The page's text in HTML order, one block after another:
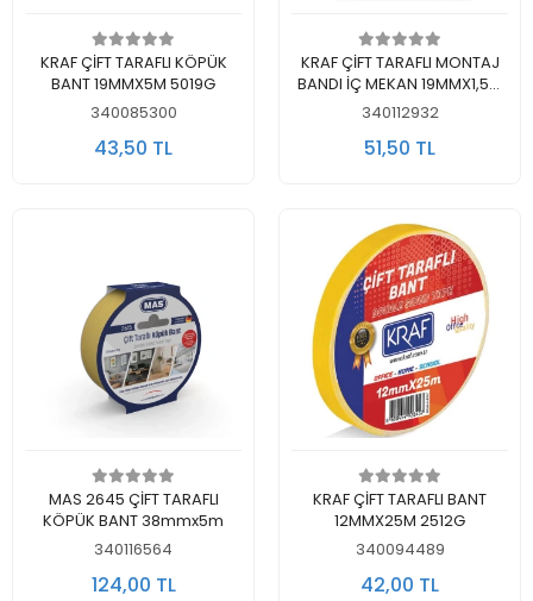
Sepete Ekle
KRAF ÇİFT TARAFLI KÖPÜK
BANT 19MMX5M 5019G
340085300
43,50 TL
Sepete Ekle
KRAF ÇİFT TARAFLI MONTAJ
BANDI İÇ MEKAN 19MMX1,5M
2530G
340112932
51,50 TL
Sepete Ekle
MAS 2645 ÇİFT TARAFLI
KÖPÜK BANT 38mmx5m
340116564
124,00 TL
Sepete Ekle
KRAF ÇİFT TARAFLI BANT
12MMX25M 2512G
340094489
42,00 TL